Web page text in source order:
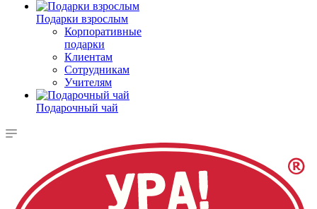
Подарки взрослым
Корпоративные
подарки
Клиентам
Сотрудникам
Учителям
Подарочный чай